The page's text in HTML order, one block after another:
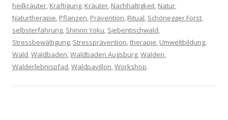
heilkräuter, Kräftigung, Kräuter, Nachhaltigkeit, Natur,
Naturtherapie, Pflanzen, Prävention, Ritual, Schönegger Forst,
selbsterfahrung, Shinrin Yoku, Siebentischwald,
Stressbewältigung, Stressprävention,therapie, Umweltbildung,
Wald,Waldbaden,Waldbaden Augsburg,Walden,
Walderlebnispfad,Waldpavillon,Workshop.